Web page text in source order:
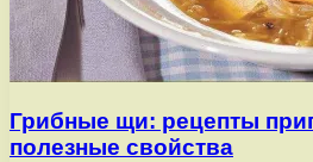
Грибные щи: рецепты
полезные свойства